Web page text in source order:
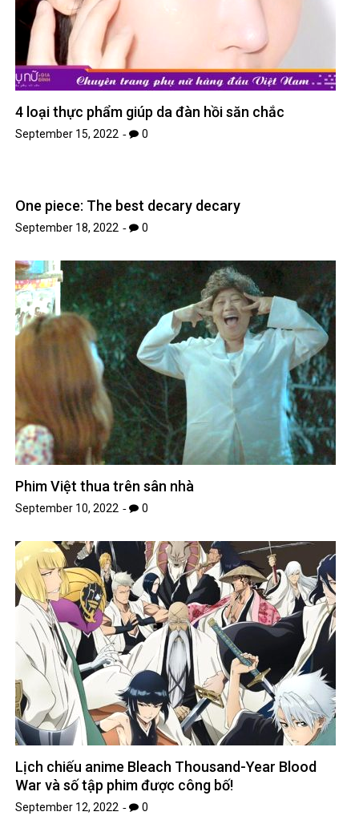
4 loại thực phẩm giúp da đàn hồi săn chắc
September 15, 2022 0
One piece: The best decary decary
September 18, 2022 0
Phim Việt thua trên sân nhà
September 10, 2022 0
Lịch chiếu anime Bleach Thousand-Year Blood
War và số tập phim được công bố!
September 12, 2022 0